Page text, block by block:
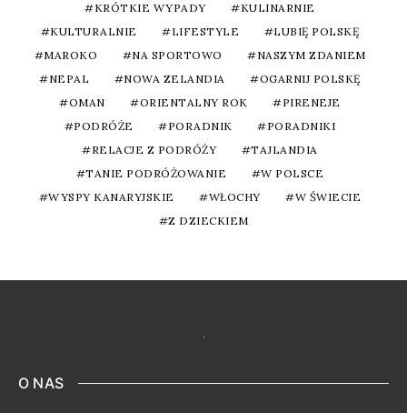
KRÓTKIE WYPADY
KULINARNIE
KULTURALNIE
LIFESTYLE
LUBIĘ POLSKĘ
MAROKO
NA SPORTOWO
NASZYM ZDANIEM
NEPAL
NOWA ZELANDIA
OGARNIJ POLSKĘ
OMAN
ORIENTALNY ROK
PIRENEJE
PODRÓŻE
PORADNIK
PORADNIKI
RELACJE Z PODRÓŻY
TAJLANDIA
TANIE PODRÓŻOWANIE
W POLSCE
WYSPY KANARYJSKIE
WŁOCHY
W ŚWIECIE
Z DZIECKIEM
O NAS